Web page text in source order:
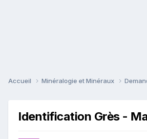
Accueil Minéralogie et Minéraux
Identification Grès -